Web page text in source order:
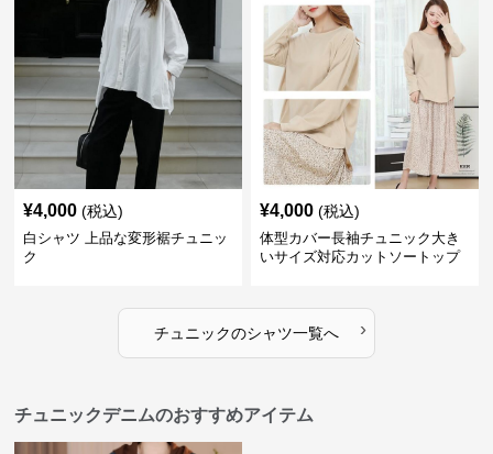
¥4,000 (税込)
白シャツ 上品な変形裾チュニッ
ク
¥4,000 (税込)
体型カバー長袖チュニック大き
いサイズ対応カットソートップ
チュニックのシャツ一覧へ ›
チュニックデニムのおすすめアイテム